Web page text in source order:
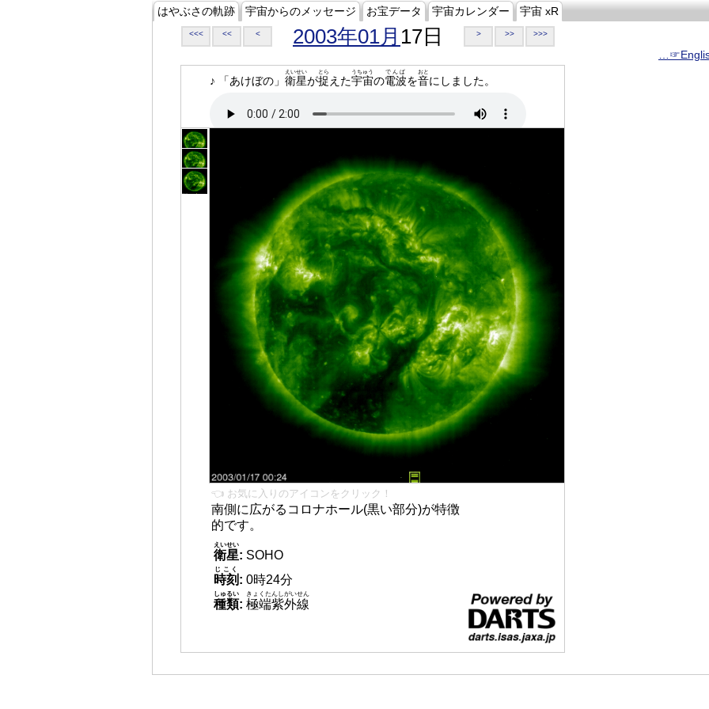
はやぶさの軌跡 宇宙からのメッセージ お宝データ 宇宙カレンダー 宇宙 xR
<<< << < 2003年01月 17日 > >> >>>
♪ 「あけぼの」 衛星
えいせい
が捉
とら
えた宇宙
うちゅう
の電波
でんぱ
を音
おと
にしました。
👈 お気に入りのアイコンをクリック！
南側に広がるコロナホール(黒い部分)が特徴
的です。
衛星
えいせい
: SOHO
時刻
じこく
: 0時24分
種類
しゅるい
: 極端紫外線
きょくたんしがいせん